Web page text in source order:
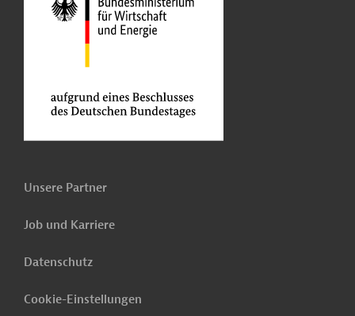
Unsere Partner
Job und Karriere
Datenschutz
Cookie-Einstellungen